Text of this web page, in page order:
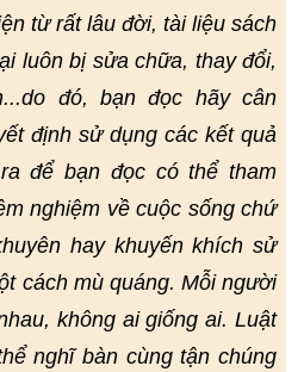
từ rất lâu đời, tài liệu sách
luôn bị sửa chữa, thay đổi,
đó, bạn đọc hãy cân
định sử dụng các kết quả
để bạn đọc có thể tham
nghiệm về cuộc sống chứ
hay khuyến khích sử
cách mù quáng. Mỗi người
không ai giống ai. Luật
nghĩ bàn cùng tận chúng